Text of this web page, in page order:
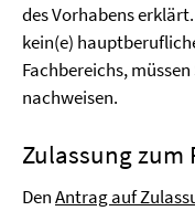
des Vorhabens
kein(e)
Fachbereichs,
nachweisen.
Zulassung
DenAntrag auf